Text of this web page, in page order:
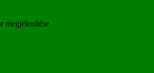
megjelenítése